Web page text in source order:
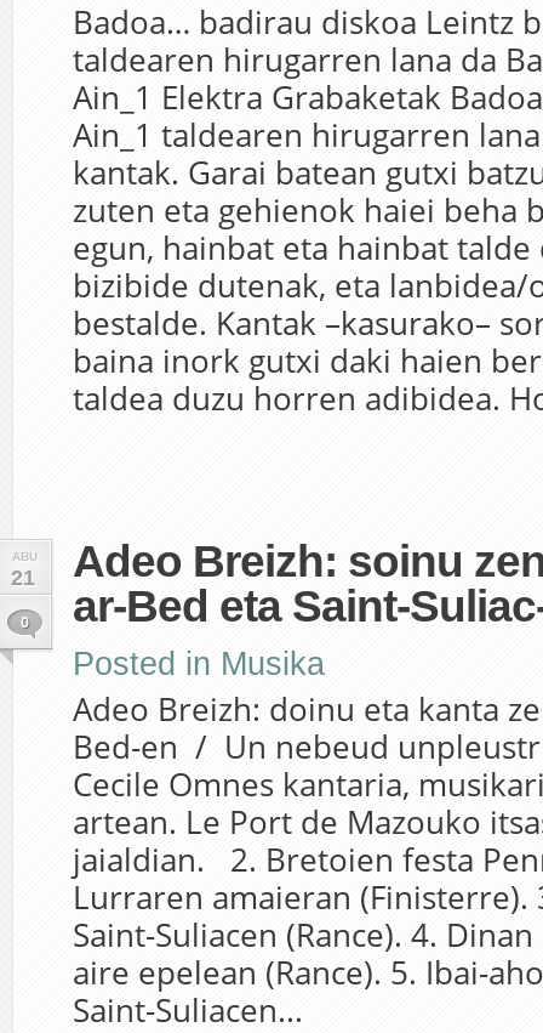
Badoa… badirau diskoa Leintz
taldearen hirugarren lana da
Ain_1 Elektra Grabaketak
Ain_1 taldearen hirugarren
kantak. Garai batean gutxi
zuten eta gehienok haiei beha
egun, hainbat eta hainbat
bizibide dutenak, eta lanbidea/
bestalde. Kantak –kasurako–
baina inork gutxi daki haien
taldea duzu horren adibidea.
ABU
21
0
Adeo Breizh: soinu
ar-Bed eta Saint-
Posted in Musika
Adeo Breizh: doinu eta kanta
Bed-en / Un nebeud
Cecile Omnes kantaria,
artean. Le Port de Mazouko
jaialdian. 2. Bretoien festa
Lurraren amaieran (Finisterre).
Saint-Suliacen (Rance). 4.
aire epelean (Rance). 5. Ibai-
Saint-Suliacen...